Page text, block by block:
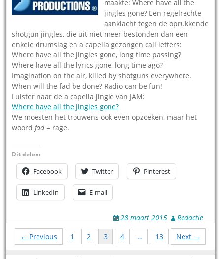
maakte: Where have all the
jingles gone? Een regelrechte
aanklacht tegen de oprukkende
shotgun jingles, die uit niet meer bestonden dan een
enkele drumslag en a capella gezongen call letters:
Where have all the jingles gone, long time passing?
Where have all the lyrics gone, long time ago?
Imagination on the air, killed by shotguns everywhere.
When will the fad be done? Radio can be fun!
Luister naar de a capella jingle van JAM:
Where have all the jingles gone?
We moesten het trouwens ook even opzoeken, maar het
woordfad= rage.
Dit delen:
Facebook Twitter Pinterest
LinkedIn E-mail
28 maart 2015 Redactie
Posts
navigation
← Previous 1 2 3 4 … 13 Next →